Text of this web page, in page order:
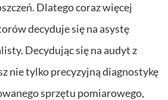
Dlatego coraz więcej
decyduje się na asystę
Decydując się na audyt z
nie tylko precyzyjną diagnostykę
sprzętu pomiarowego,